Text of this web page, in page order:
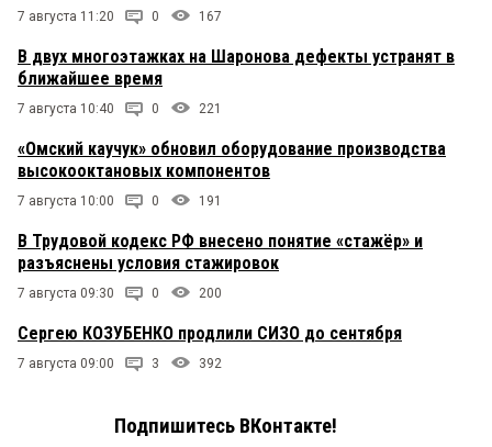
7 августа 11:20 0 167
В двух многоэтажках на Шаронова дефекты устранят в
ближайшее время
7 августа 10:40 0 221
«Омский каучук» обновил оборудование производства
высокооктановых компонентов
7 августа 10:00 0 191
В Трудовой кодекс РФ внесено понятие «стажёр» и
разъяснены условия стажировок
7 августа 09:30 0 200
Сергею КОЗУБЕНКО продлили СИЗО до сентября
7 августа 09:00 3 392
Подпишитесь ВКонтакте!